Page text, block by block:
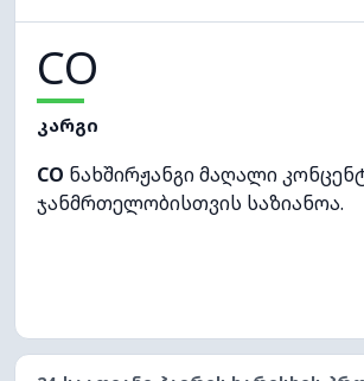
CO
კარგი
CO ნახშირჟანგი მაღალი
ჯანმრთელობისთვის საზიანოა.